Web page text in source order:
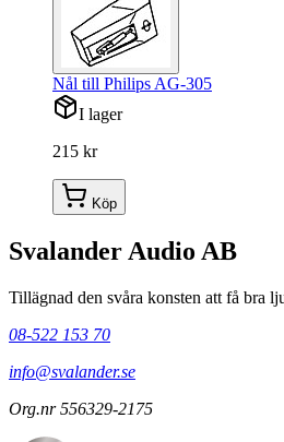
Nål till Philips AG-305
I lager
215 kr
Köp
Svalander Audio AB
Tillägnad den svåra konsten att få bra
08-522 153 70
info@svalander.se
Org.nr 556329-2175